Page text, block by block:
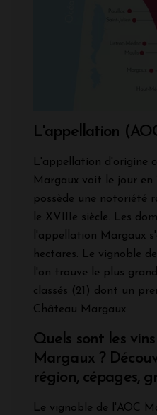
L'appellation
L'appellation d'origine
Margaux voit le jour en
possède une notoriété
le XVIIIe siècle. Les
l'appellation Margaux
hectares. Le vignoble
l'on trouve le plus
classés (21) dont un
Château Margaux.
Quels sont les
Margaux ?
région, cépages,
Le vignoble de l'AOC